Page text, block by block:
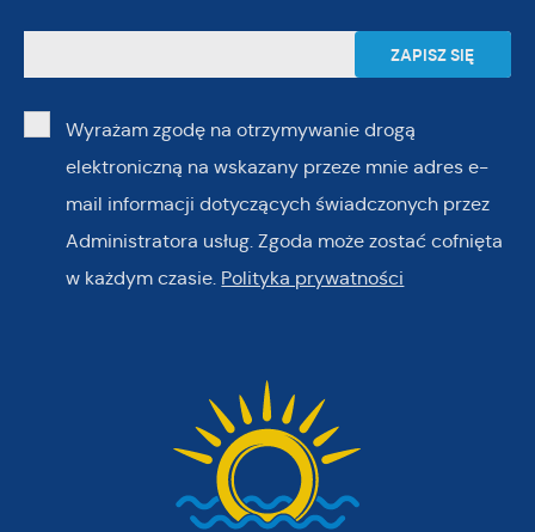
Wyrażam zgodę na otrzymywanie drogą
elektroniczną na wskazany przeze mnie adres e-
mail informacji dotyczących świadczonych przez
Administratora usług. Zgoda może zostać cofnięta
w każdym czasie. Polityka prywatności